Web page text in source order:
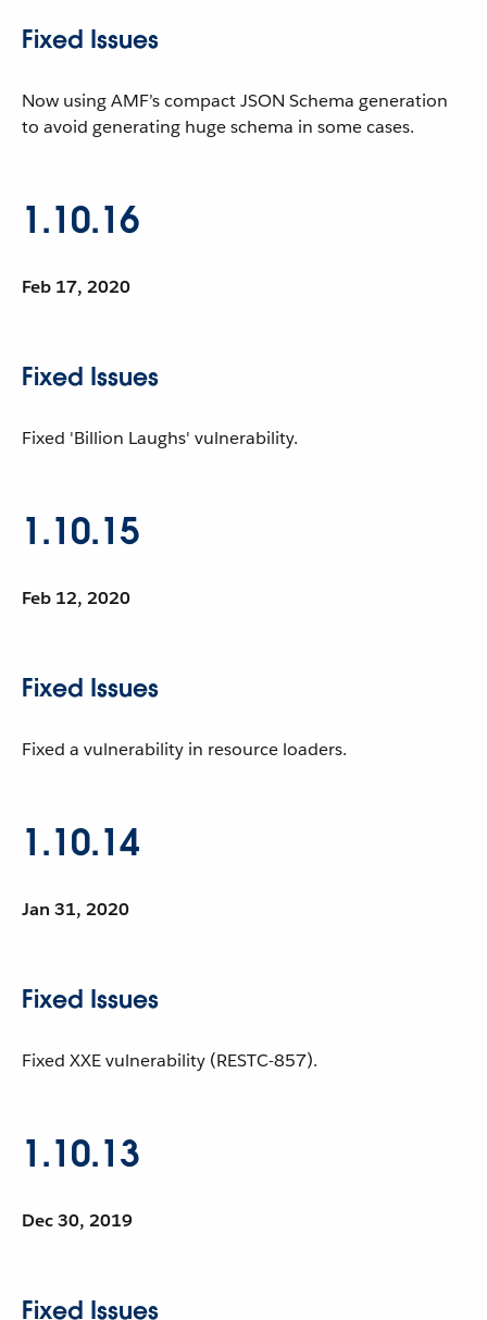
Fixed Issues
Now using AMF’s compact JSON Schema generation
to avoid generating huge schema in some cases.
1.10.16
Feb 17, 2020
Fixed Issues
Fixed 'Billion Laughs' vulnerability.
1.10.15
Feb 12, 2020
Fixed Issues
Fixed a vulnerability in resource loaders.
1.10.14
Jan 31, 2020
Fixed Issues
Fixed XXE vulnerability (RESTC-857).
1.10.13
Dec 30, 2019
Fixed Issues